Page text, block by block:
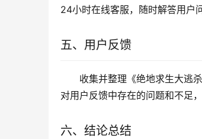
24小时在线客服，随时解答用户
五、用户反馈
收集并整理《绝地求生大逃
对用户反馈中存在的问题和不足
六、结论总结